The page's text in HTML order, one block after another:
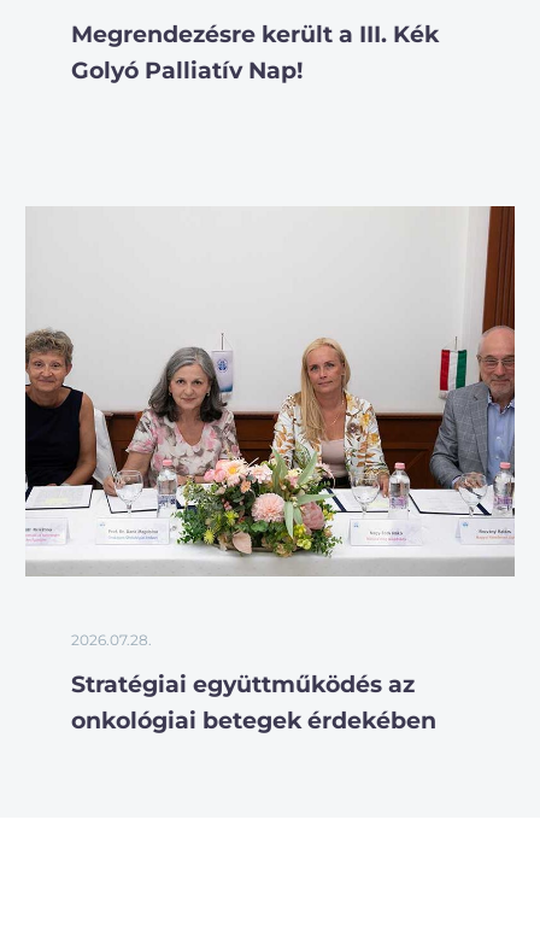
Megrendezésre került a III. Kék
Golyó Palliatív Nap!
2026.07.28.
Stratégiai együttműködés az
onkológiai betegek érdekében